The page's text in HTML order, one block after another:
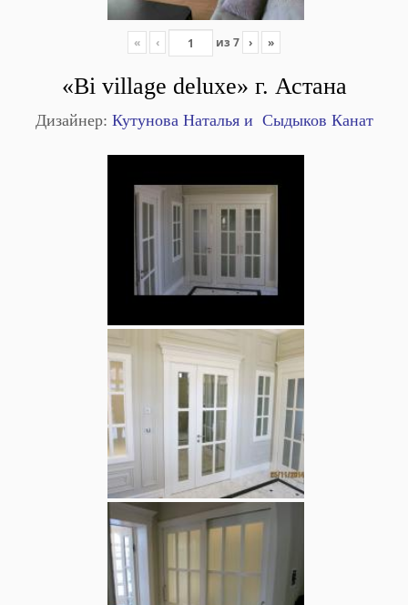
« ‹ из 7 › »
«Bi village deluxe» г. Астана
Дизайнер: Кутунова Наталья и Сыдыков Канат